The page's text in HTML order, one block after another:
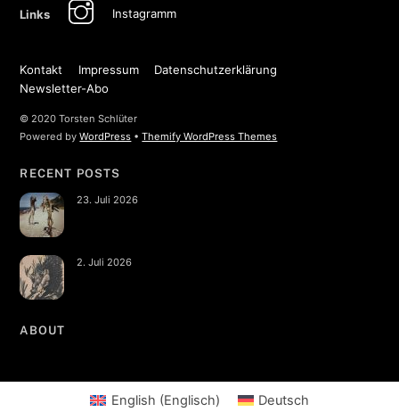
Links Instagramm
Kontakt Impressum
Datenschutzerklärung
Newsletter-Abo
© 2020 Torsten Schlüter
Powered byWordPress •Themify WordPress Themes
RECENT POSTS
23. Juli 2026
2. Juli 2026
ABOUT
English (Englisch) Deutsch